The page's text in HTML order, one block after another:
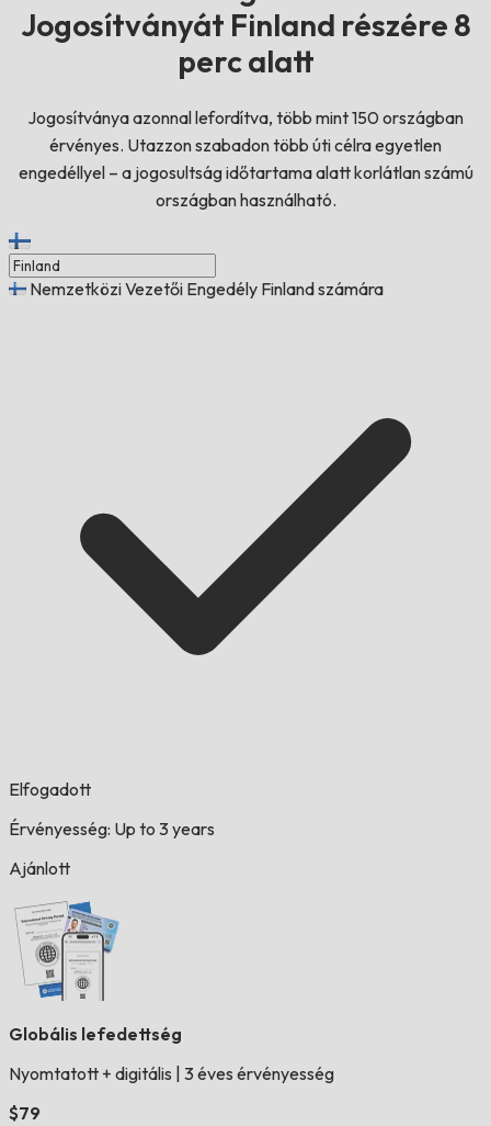
Jogosítványát Finland részére 8
perc alatt
Jogosítványa azonnal lefordítva, több mint 150 országban
érvényes. Utazzon szabadon több úti célra egyetlen
engedéllyel – a jogosultság időtartama alatt korlátlan számú
országban használható.
Nemzetközi Vezetői Engedély Finland számára
Elfogadott
Érvényesség: Up to 3 years
Ajánlott
Globális lefedettség
Nyomtatott + digitális 3 éves érvényesség
$79